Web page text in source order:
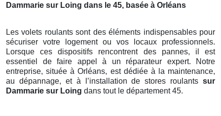
Dammarie sur Loing dans le 45, basée à Orléans
Les volets roulants sont des éléments indispensables pour
sécuriser votre logement ou vos locaux professionnels.
Lorsque ces dispositifs rencontrent des pannes, il est
essentiel de faire appel à un réparateur expert. Notre
entreprise, située à Orléans, est dédiée à la maintenance,
au dépannage, et à l’installation de stores roulants sur
Dammarie sur Loing dans tout le département 45.